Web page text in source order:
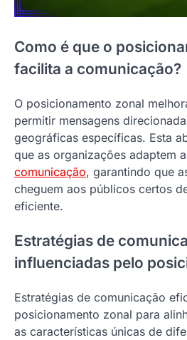
Como é que o
facilita a comunicação?
O posicionamento zonal
permitir mensagens
geográficas específicas. Esta
que as organizações adaptem
comunicação, garantindo que
cheguem aos públicos certos
eficiente.
Estratégias de
influenciadas pelo
Estratégias de comunicação
posicionamento zonal para
as características únicas de